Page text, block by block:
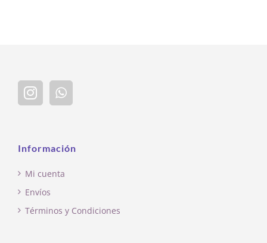
Información
Mi cuenta
Envíos
Términos y Condiciones